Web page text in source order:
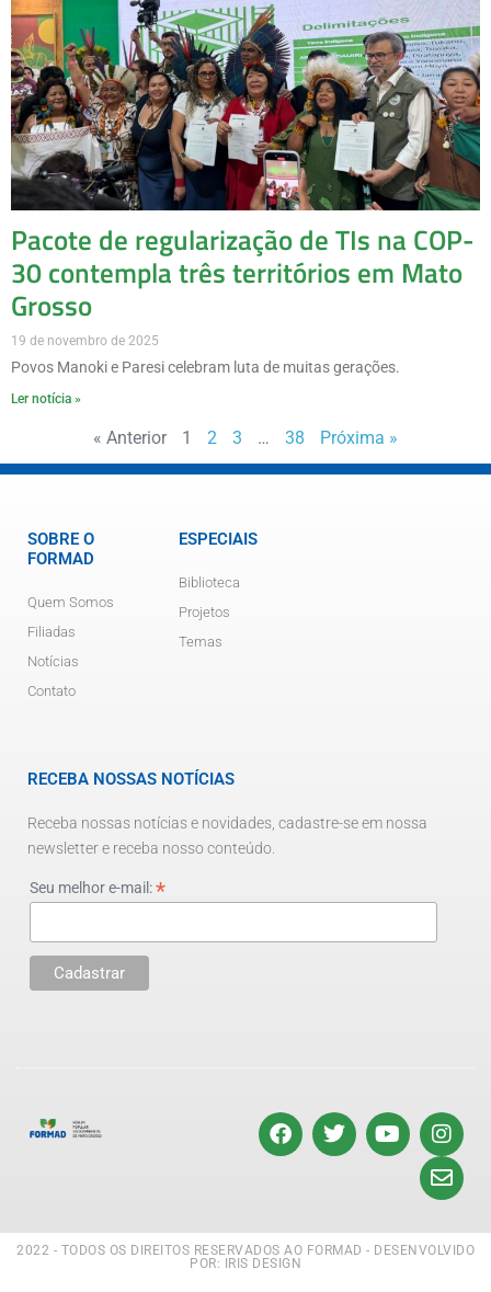
Pacote de regularização de TIs na COP-
30 contempla três territórios em Mato
Grosso
19 de novembro de 2025
Povos Manoki e Paresi celebram luta de muitas gerações.
Ler notícia »
« Anterior 1 2 3 … 38 Próxima »
SOBRE O
FORMAD
Quem Somos
Filiadas
Notícias
Contato
ESPECIAIS
Biblioteca
Projetos
Temas
RECEBA NOSSAS NOTÍCIAS
Receba nossas notícias e novidades, cadastre-se em nossa
newsletter e receba nosso conteúdo.
Seu melhor e-mail:*
2022 - TODOS OS DIREITOS RESERVADOS AO FORMAD - DESENVOLVIDO
POR: IRIS DESIGN